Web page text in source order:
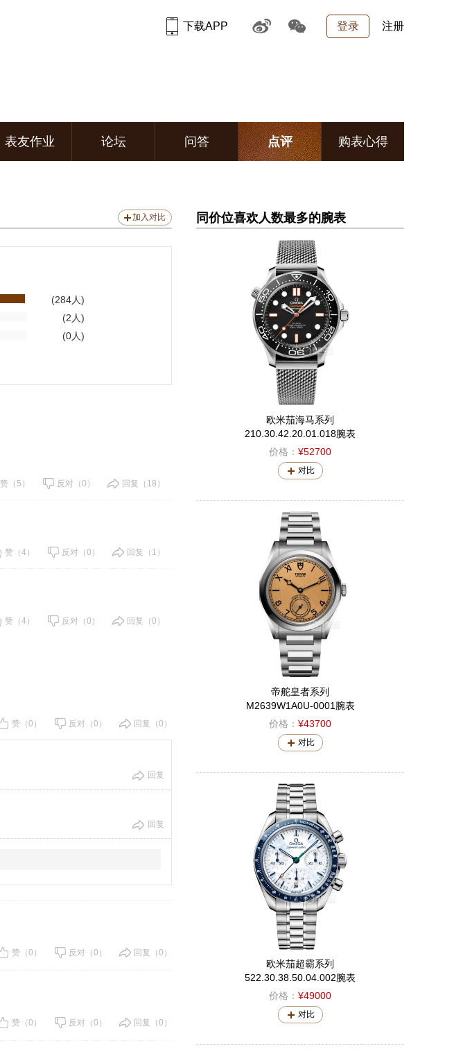
登录 注册
下载APP
表友作业 论坛 问答 点评 购表心得
加入对比
(284人)
(2人)
(0人)
赞（5） 反对（0） 回复（18）
赞（4） 反对（0） 回复（1）
赞（4） 反对（0） 回复（0）
赞（0） 反对（0） 回复（0）
回复
回复
赞（0） 反对（0） 回复（0）
赞（0） 反对（0） 回复（0）
同价位喜欢人数最多的腕表
欧米茄海马系列
210.30.42.20.01.018腕表
价格： ¥52700
对比
帝舵皇者系列
M2639W1A0U-0001腕表
价格： ¥43700
对比
欧米茄超霸系列
522.30.38.50.04.002腕表
价格： ¥49000
对比